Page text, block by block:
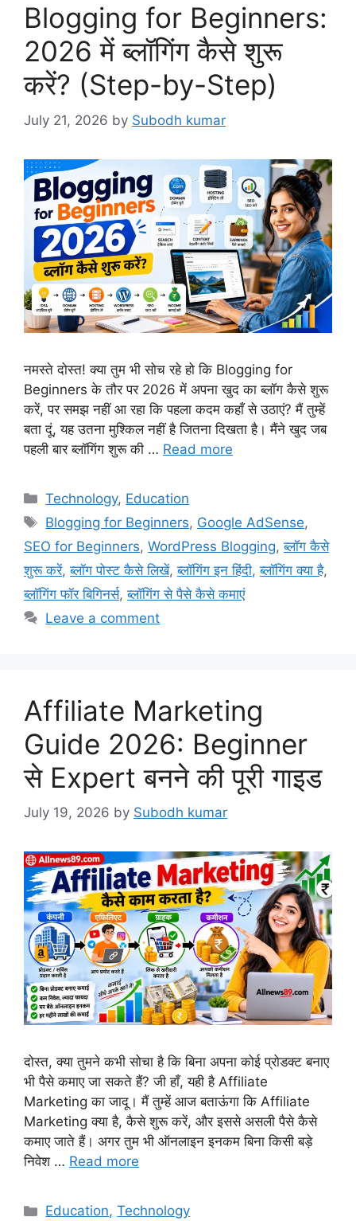
Blogging for Beginners:
2026 में ब्लॉगिंग कैसे शुरू
करें? (Step-by-Step)
July 21, 2026 by Subodh kumar
नमस्ते दोस्त! क्या तुम भी सोच रहे हो कि Blogging for
Beginners के तौर पर 2026 में अपना खुद का ब्लॉग कैसे शुरू
करें, पर समझ नहीं आ रहा कि पहला कदम कहाँ से उठाएं? मैं तुम्हें
बता दूं, यह उतना मुश्किल नहीं है जितना दिखता है। मैंने खुद जब
पहली बार ब्लॉगिंग शुरू की … Read more
Technology, Education
Blogging for Beginners, Google AdSense,
SEO for Beginners, WordPress Blogging,ब्लॉग कैसे
शुरू करें,ब्लॉग पोस्ट कैसे लिखें,ब्लॉगिंग इन हिंदी,ब्लॉगिंग क्या है,
ब्लॉगिंग फॉर बिगिनर्स,ब्लॉगिंग से पैसे कैसे कमाएं
Leave a comment
Affiliate Marketing
Guide 2026: Beginner
से Expert बनने की पूरी गाइड
July 19, 2026 by Subodh kumar
दोस्त, क्या तुमने कभी सोचा है कि बिना अपना कोई प्रोडक्ट बनाए
भी पैसे कमाए जा सकते हैं? जी हाँ, यही है Affiliate
Marketing का जादू। मैं तुम्हें आज बताऊंगा कि Affiliate
Marketing क्या है, कैसे शुरू करें, और इससे असली पैसे कैसे
कमाए जाते हैं। अगर तुम भी ऑनलाइन इनकम बिना किसी बड़े
निवेश … Read more
Education,Technology